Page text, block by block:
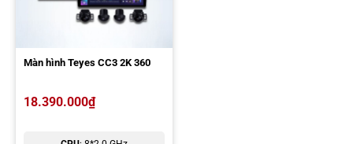
Màn hình Teyes CC3 2K 360
18.390.000₫
Top các dòng màn hình Android ô tô Toyota Rush tốt